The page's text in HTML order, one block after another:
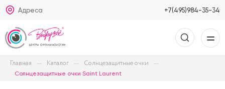
Адреса +7(495)984-35-34
Главная Каталог Солнцезащитные очки
Солнцезащитные очки Saint Laurent